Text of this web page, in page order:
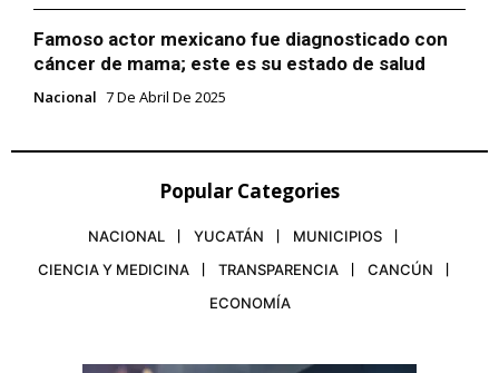
Famoso actor mexicano fue diagnosticado con
cáncer de mama; este es su estado de salud
Nacional 7 De Abril De 2025
Popular Categories
NACIONAL YUCATÁN
MUNICIPIOS
CIENCIA Y MEDICINA
TRANSPARENCIA
CANCÚN
ECONOMÍA